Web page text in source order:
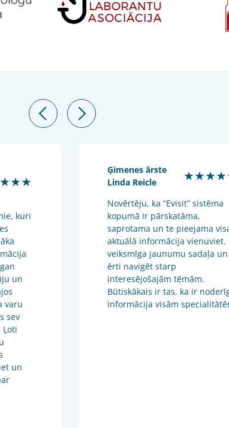
kuri
un
varu
sev
un
Ģimenes ārste
Linda Reicle
Novērtēju, ka “Evisit” sistēma
kopumā ir pārskatāma,
saprotama un te pieejama
aktuālā informācija vienuviet.
veiksmīga jaunumu sadaļa
ērti navigēt starp
interesējošajām tēmām.
Būtiskākais ir tas, ka ir
informācija visām